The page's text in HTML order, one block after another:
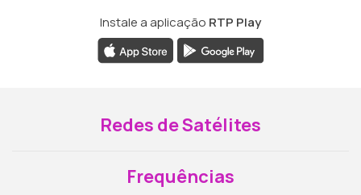
Instale a aplicação RTP Play
Redes de Satélites
Frequências